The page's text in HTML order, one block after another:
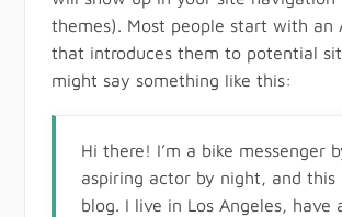
themes). Most people start with an
that introduces them to potential
might say something like this:
Hi there! I’m a bike messenger
aspiring actor by night, and this
blog. I live in Los Angeles, have